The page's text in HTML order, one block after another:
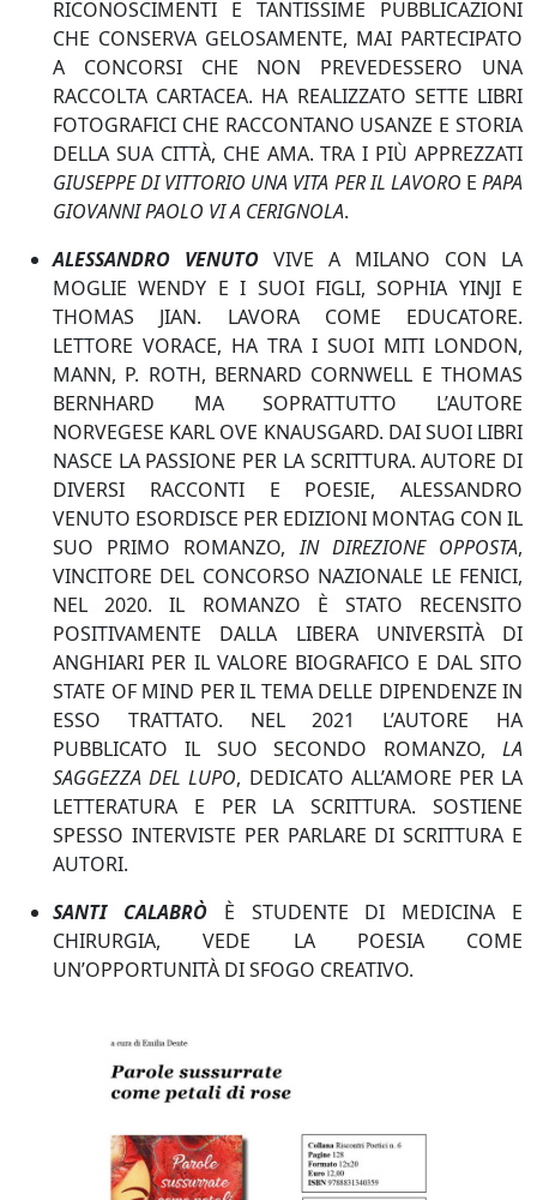
RICONOSCIMENTI E TANTISSIME PUBBLICAZIONI
CHE CONSERVA GELOSAMENTE, MAI PARTECIPATO
A CONCORSI CHE NON PREVEDESSERO UNA
RACCOLTA CARTACEA. HA REALIZZATO SETTE LIBRI
FOTOGRAFICI CHE RACCONTANO USANZE E STORIA
DELLA SUA CITTÀ, CHE AMA. TRA I PIÙ APPREZZATI
GIUSEPPE DI VITTORIO UNA VITA PER IL LAVORO EPAPA
GIOVANNI PAOLO VI A CERIGNOLA.
ALESSANDRO VENUTO VIVE A MILANO CON LA
MOGLIE WENDY E I SUOI FIGLI, SOPHIA YINJI E
THOMAS JIAN. LAVORA COME EDUCATORE.
LETTORE VORACE, HA TRA I SUOI MITI LONDON,
MANN, P. ROTH, BERNARD CORNWELL E THOMAS
BERNHARD MA SOPRATTUTTO L’AUTORE
NORVEGESE KARL OVE KNAUSGARD. DAI SUOI LIBRI
NASCE LA PASSIONE PER LA SCRITTURA. AUTORE DI
DIVERSI RACCONTI E POESIE, ALESSANDRO
VENUTO ESORDISCE PER EDIZIONI MONTAG CON IL
SUO PRIMO ROMANZO,IN DIREZIONE OPPOSTA,
VINCITORE DEL CONCORSO NAZIONALE LE FENICI,
NEL 2020. IL ROMANZO È STATO RECENSITO
POSITIVAMENTE DALLA LIBERA UNIVERSITÀ DI
ANGHIARI PER IL VALORE BIOGRAFICO E DAL SITO
STATE OF MIND PER IL TEMA DELLE DIPENDENZE IN
ESSO TRATTATO. NEL 2021 L’AUTORE HA
PUBBLICATO IL SUO SECONDO ROMANZO, LA
SAGGEZZA DEL LUPO, DEDICATO ALL’AMORE PER LA
LETTERATURA E PER LA SCRITTURA. SOSTIENE
SPESSO INTERVISTE PER PARLARE DI SCRITTURA E
AUTORI.
SANTI CALABRÒÈ STUDENTE DI MEDICINA E
CHIRURGIA, VEDE LA POESIA COME
UN’OPPORTUNITÀ DI SFOGO CREATIVO.